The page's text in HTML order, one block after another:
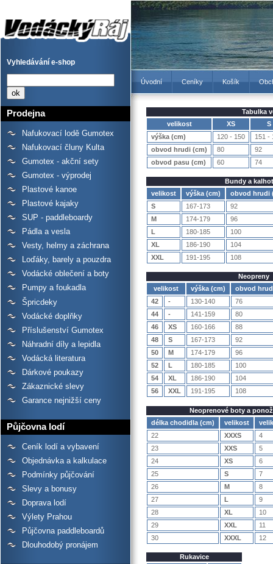
Gumotex, kanoí a kajaků -
Vodácký Ráj
Úvodní Ceníky Košík
Vyhledávání e-shop
Prodejna
Nafukovací lodě Gumotex
Nafukovací čluny Kulta
Gumotex - akční sety
Gumotex - výprodej
Plastové kanoe
Plastové kajaky
SUP - paddleboardy
Pádla a vesla
Vesty, helmy a záchrana
Loďáky, barely a pouzdra
Vodácké oblečení a boty
Pumpy a foukadla
Špricdeky
Vodácké doplňky
Příslušenství Gumotex
Náhradní díly a lepidla
Vodácká literatura
Dárkové poukazy
Zákaznické slevy
Garance nejnižší ceny
Půjčovna lodí
Ceník lodí a vybavení
Objednávka a kalkulace
Podmínky půjčování
Slevy a bonusy
Doprava lodí
Výlety Prahou
Půjčovna paddleboardů
Dlouhodobý pronájem
Tabulka
velikost
XS
S
výška (cm)
120 - 150
151 -
obvod hrudi (cm)
80
92
obvod pasu (cm)
60 74
Bundy a
velikost
výška (cm)
obvod hrudi
S
167-173
92
M
174-179
96
L
180-185
100
XL
186-190
104
XXL
191-195 108
Neopreny
velikost
výška (cm)
obvod
42
- 130-140
76
44
- 141-159
80
46
XS 160-166
88
48
S 167-173
92
50
M 174-179
96
52
L 180-185
100
54
XL 186-190
104
56
XXL 191-195 108
Neoprenové boty a
délka chodidla (cm)
velikost
22
XXXS
4
23
XXS
5
24
XS
6
25
S
7
26
M
8
27
L
9
28
XL
10
29
XXL
11
30
XXXL 12
Rukavice